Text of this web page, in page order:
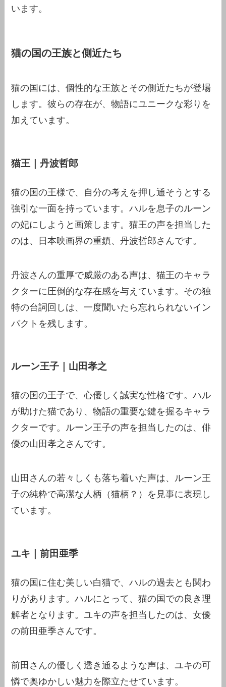
います。
猫の国の王族と側近たち
猫の国には、個性的な王族とその側近たちが登場
します。彼らの存在が、物語にユニークな彩りを
加えています。
猫王｜丹波哲郎
猫の国の王様で、自分の考えを押し通そうとする
強引な一面を持っています。ハルを息子のルーン
の妃にしようと画策します。猫王の声を担当した
のは、日本映画界の重鎮、丹波哲郎さんです。
丹波さんの重厚で威厳のある声は、猫王のキャラ
クターに圧倒的な存在感を与えています。その独
特の台詞回しは、一度聞いたら忘れられないイン
パクトを残します。
ルーン王子｜山田孝之
猫の国の王子で、心優しく誠実な性格です。ハル
が助けた猫であり、物語の重要な鍵を握るキャラ
クターです。ルーン王子の声を担当したのは、俳
優の山田孝之さんです。
山田さんの若々しくも落ち着いた声は、ルーン王
子の純粋で高潔な人柄（猫柄？）を見事に表現し
ています。
ユキ｜前田亜季
猫の国に住む美しい白猫で、ハルの過去とも関わ
りがあります。ハルにとって、猫の国での良き理
解者となります。ユキの声を担当したのは、女優
の前田亜季さんです。
前田さんの優しく透き通るような声は、ユキの可
憐で奥ゆかしい魅力を際立たせています。